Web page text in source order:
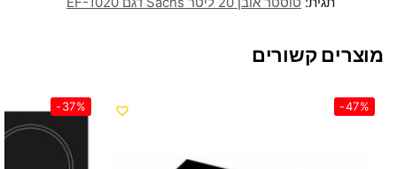
מוצרים קשורים
-47%
-37%